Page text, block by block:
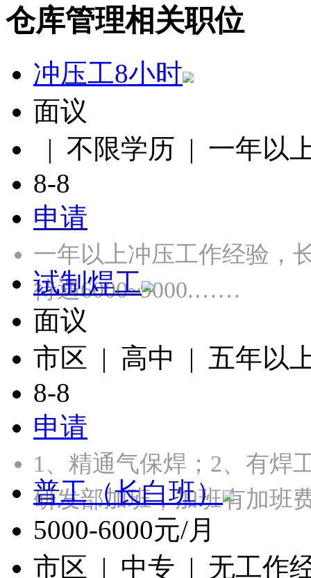
仓库管理相关职位
冲压工8小时
面议
| 不限学历 | 一年以
8-8
申请
一年以上冲压工作经验，
待遇6000~9000.……
试制焊工
面议
市区 | 高中 | 五年以
8-8
申请
1、精通气保焊；2、有焊
研发部加班，加班有加
普工（长白班）
5000-6000元/月
市区 | 中专 | 无工作